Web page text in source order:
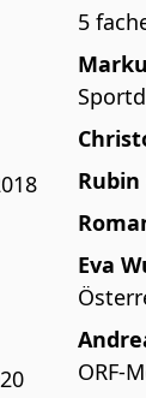
5
Eva
ORF-